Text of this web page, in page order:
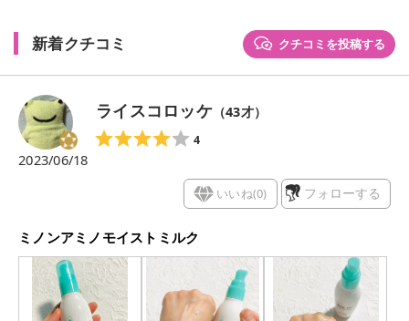
新着クチコミ クチコミを投稿する
ライスコロッケ（43才）
4
2023/06/18
いいね(0) フォローする
ミノンアミノモイストミルク